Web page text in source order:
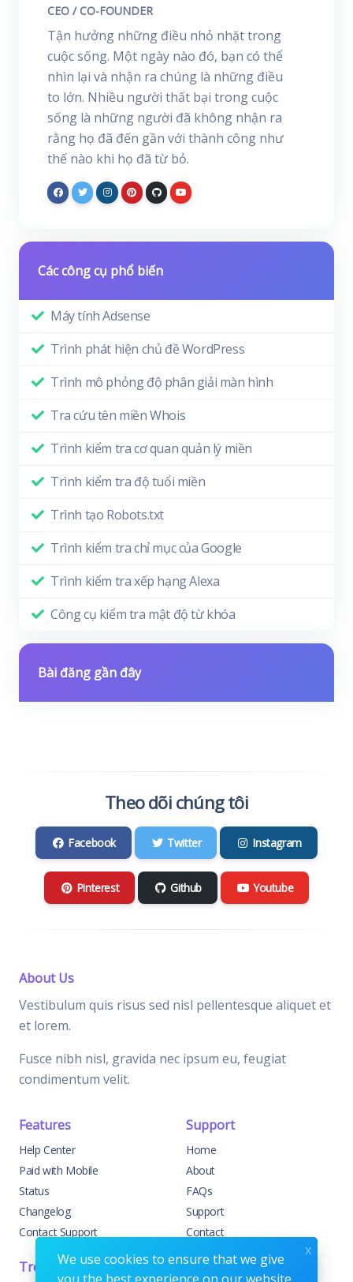
CEO / CO-FOUNDER
Tận hưởng những điều nhỏ nhặt trong
cuộc sống. Một ngày nào đó, bạn có thể
nhìn lại và nhận ra chúng là những điều
to lớn. Nhiều người thất bại trong cuộc
sống là những người đã không nhận ra
rằng họ đã đến gần với thành công như
thế nào khi họ đã từ bỏ.
Các công cụ phổ biến
Máy tính Adsense
Trình phát hiện chủ đề WordPress
Trình mô phỏng độ phân giải màn hình
Tra cứu tên miền Whois
Trình kiểm tra cơ quan quản lý miền
Trình kiểm tra độ tuổi miền
Trình tạo Robots.txt
Trình kiểm tra chỉ mục của Google
Trình kiểm tra xếp hạng Alexa
Công cụ kiểm tra mật độ từ khóa
Bài đăng gần đây
Theo dõi chúng tôi
Facebook Twitter Instagram
Pinterest Github Youtube
About Us
Vestibulum quis risus sed nisl pellentesque aliquet et
et lorem.
Fusce nibh nisl, gravida nec ipsum eu, feugiat
condimentum velit.
Features
Help Center
Paid with Mobile
Status
Changelog
Contact Support
Support
Home
About
FAQs
Support
Contact
Trending Legal
We use cookies to ensure that we give
x